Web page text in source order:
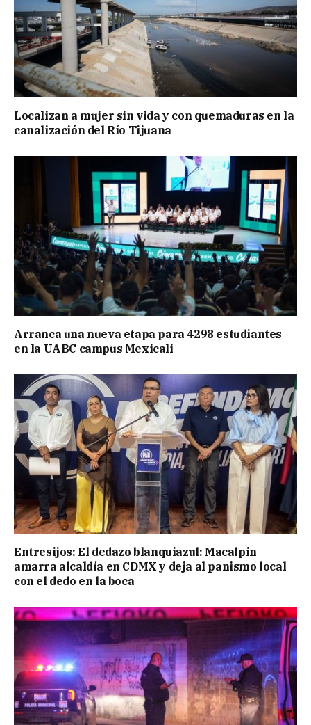
Localizan a mujer sin vida y con quemaduras en la
canalización del Río Tijuana
Arranca una nueva etapa para 4298 estudiantes
en la UABC campus Mexicali
Entresijos: El dedazo blanquiazul: Macalpin
amarra alcaldía en CDMX y deja al panismo local
con el dedo en la boca